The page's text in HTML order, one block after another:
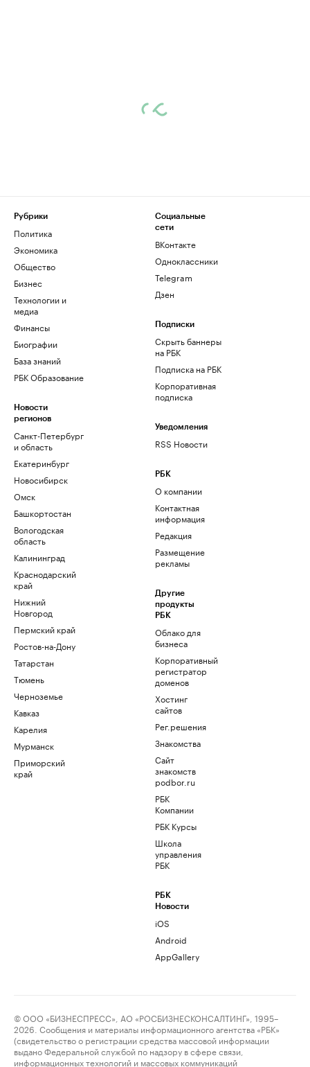
Рубрики
Политика
Экономика
Общество
Бизнес
Технологии и
медиа
Финансы
Биографии
База знаний
РБК Образование
Новости
регионов
Санкт-Петербург
и область
Екатеринбург
Новосибирск
Омск
Башкортостан
Вологодская
область
Калининград
Краснодарский
край
Нижний
Новгород
Пермский край
Ростов-на-Дону
Татарстан
Тюмень
Черноземье
Кавказ
Карелия
Мурманск
Приморский
край
Социальные
сети
ВКонтакте
Одноклассники
Telegram
Дзен
Подписки
Скрыть баннеры
на РБК
Подписка на РБК
Корпоративная
подписка
Уведомления
RSS Новости
РБК
О компании
Контактная
информация
Редакция
Размещение
рекламы
Другие
продукты
РБК
Облако для
бизнеса
Корпоративный
регистратор
доменов
Хостинг
сайтов
Рег.решения
Знакомства
Сайт
знакомств
podbor.ru
РБК
Компании
РБК Курсы
Школа
управления
РБК
РБК
Новости
iOS
Android
AppGallery
© ООО «БИЗНЕСПРЕСС», АО «РОСБИЗНЕСКОНСАЛТИНГ», 1995–
2026. Сообщения и материалы информационного агентства «РБК»
(свидетельство о регистрации средства массовой информации
выдано Федеральной службой по надзору в сфере связи,
информационных технологий и массовых коммуникаций